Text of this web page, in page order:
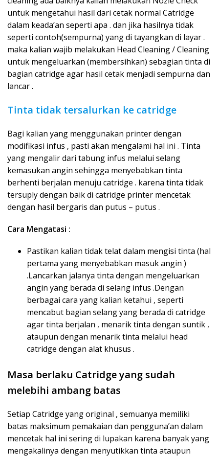
untuk mengetahui hasil dari cetak normal Catridge
dalam keada’an seperti apa . dan jika hasilnya tidak
seperti contoh(sempurna) yang di tayangkan di layar .
maka kalian wajib melakukan Head Cleaning / Cleaning
untuk mengeluarkan (membersihkan) sebagian tinta di
bagian catridge agar hasil cetak menjadi sempurna dan
lancar .
Tinta tidak tersalurkan ke catridge
Bagi kalian yang menggunakan printer dengan
modifikasi infus , pasti akan mengalami hal ini . Tinta
yang mengalir dari tabung infus melalui selang
kemasukan angin sehingga menyebabkan tinta
berhenti berjalan menuju catridge . karena tinta tidak
tersuply dengan baik di catridge printer mencetak
dengan hasil bergaris dan putus – putus .
Cara Mengatasi :
Pastikan kalian tidak telat dalam mengisi tinta (hal
pertama yang menyebabkan masuk angin )
.Lancarkan jalanya tinta dengan mengeluarkan
angin yang berada di selang infus .Dengan
berbagai cara yang kalian ketahui , seperti
mencabut bagian selang yang berada di catridge
agar tinta berjalan , menarik tinta dengan suntik ,
ataupun dengan menarik tinta melalui head
catridge dengan alat khusus .
Masa berlaku Catridge yang sudah
melebihi ambang batas
Setiap Catridge yang original , semuanya memiliki
batas maksimum pemakaian dan pengguna’an dalam
mencetak hal ini sering di lupakan karena banyak yang
mengakalinya dengan menyutikkan tinta ataupun